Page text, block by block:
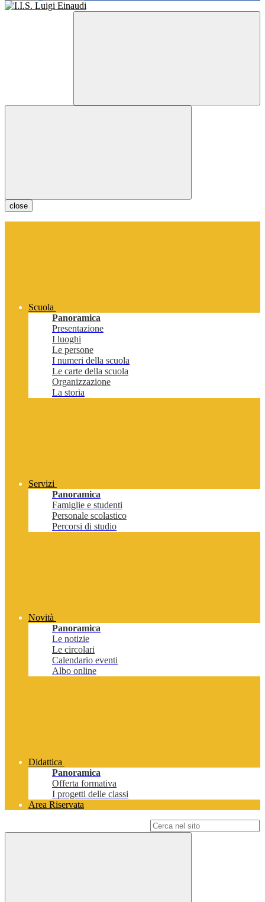
close
Scuola
Panoramica
Presentazione
I luoghi
Le persone
I numeri della scuola
Le carte della scuola
Organizzazione
La storia
Servizi
Panoramica
Famiglie e studenti
Personale scolastico
Percorsi di studio
Novità
Panoramica
Le notizie
Le circolari
Calendario eventi
Albo online
Didattica
Panoramica
Offerta formativa
I progetti delle classi
Area Riservata